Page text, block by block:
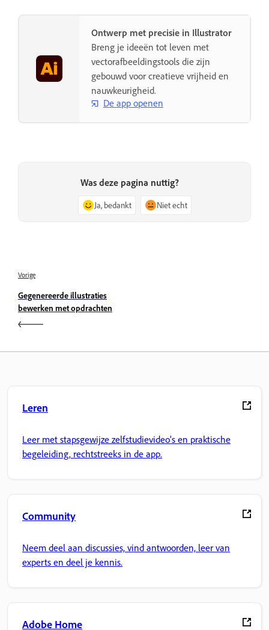
Ontwerp met precisie in Illustrator
Breng je ideeën tot leven met
vectorafbeeldingstools die zijn
gebouwd voor creatieve vrijheid en
nauwkeurigheid.
De app openen
Was deze pagina nuttig?
Ja, bedankt Niet echt
Vorige
Gegenereerde illustraties
bewerken met opdrachten
Leren
Leer met stapsgewijze zelfstudievideo's en praktische
begeleiding, rechtstreeks in de app.
Community
Neem deel aan discussies, vind antwoorden, leer van
experts en deel je kennis.
Adobe Home